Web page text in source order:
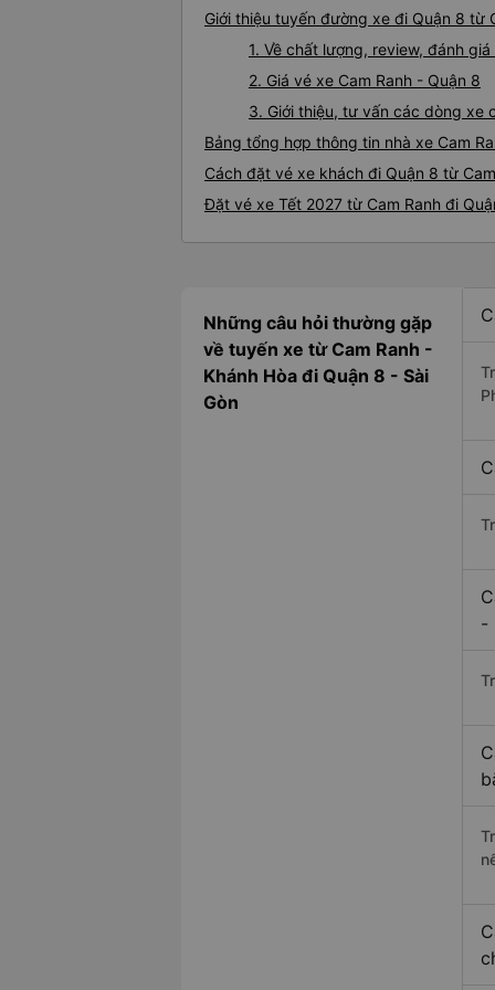
Giới thiệu tuyến đường xe đi Quận 8 từ
1. Về chất lượng, review, đánh
2. Giá vé xe Cam Ranh - Quận 8
3. Giới thiệu, tư vấn các dòng xe
Bảng tổng hợp thông tin nhà xe Cam
Cách đặt vé xe khách đi Quận 8 từ
Đặt vé xe Tết 2027 từ Cam Ranh đi
Những câu hỏi thường gặp
về tuyến xe từ Cam Ranh -
Khánh Hòa đi Quận 8 - Sài
Gòn
-